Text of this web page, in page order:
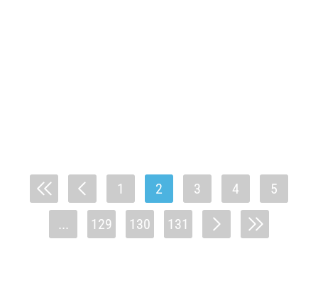
1 2 3 4 5
... 129 130 131